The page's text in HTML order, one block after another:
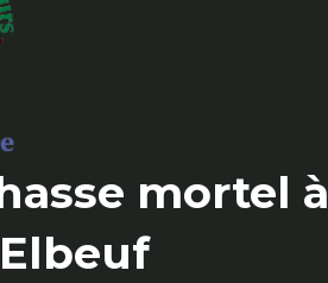
mortel à